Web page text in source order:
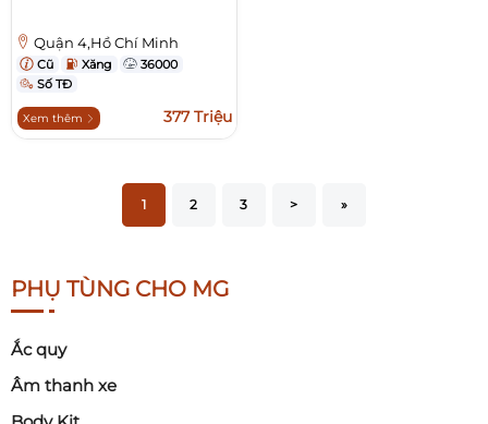
Quận 4,Hồ Chí Minh
Cũ Xăng
36000
Số TĐ
Xem thêm 377 Triệu
1 2 3 > »
PHỤ TÙNG CHO MG
Ắc quy
Âm thanh xe